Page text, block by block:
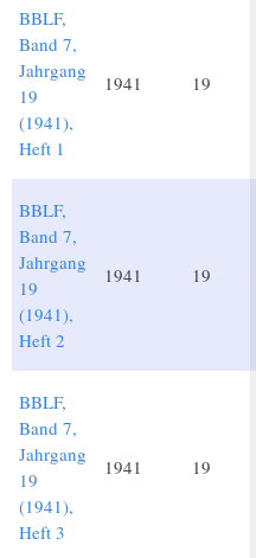
BBLF,
Band 7,
Jahrgang
19
(1941),
Heft 1
1941 19
BBLF,
Band 7,
Jahrgang
19
(1941),
Heft 2
1941 19
BBLF,
Band 7,
Jahrgang
19
(1941),
Heft 3
1941 19